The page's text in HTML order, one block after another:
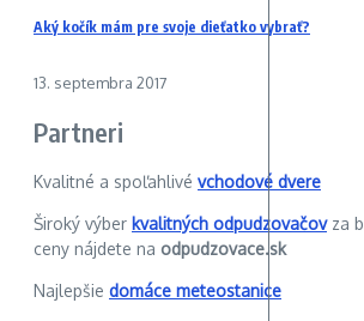
Aký kočík mám pre svoje dieťatko vybrať?
13. septembra 2017
Partneri
Kvalitné a spoľahlivé vchodové dvere
Široký výber kvalitných odpudzovačovza
ceny nájdete na odpudzovace.sk
Najlepšie domáce meteostanice